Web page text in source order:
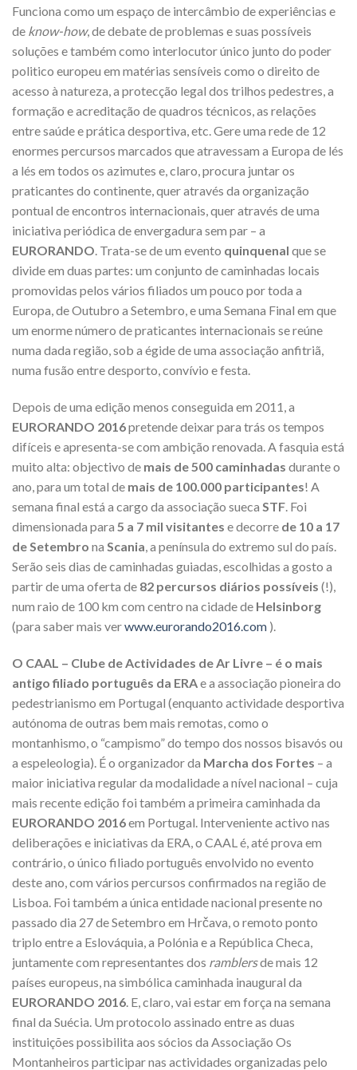
Funciona como um espaço de intercâmbio de experiências e
de know-how, de debate de problemas e suas possíveis
soluções e também como interlocutor único junto do poder
politico europeu em matérias sensíveis como o direito de
acesso à natureza, a protecção legal dos trilhos pedestres, a
formação e acreditação de quadros técnicos, as relações
entre saúde e prática desportiva, etc. Gere uma rede de 12
enormes percursos marcados que atravessam a Europa de lés
a lés em todos os azimutes e, claro, procura juntar os
praticantes do continente, quer através da organização
pontual de encontros internacionais, quer através de uma
iniciativa periódica de envergadura sem par – a
EURORANDO. Trata-se de um evento quinquenal que se
divide em duas partes: um conjunto de caminhadas locais
promovidas pelos vários filiados um pouco por toda a
Europa, de Outubro a Setembro, e uma Semana Final em que
um enorme número de praticantes internacionais se reúne
numa dada região, sob a égide de uma associação anfitriã,
numa fusão entre desporto, convívio e festa.
Depois de uma edição menos conseguida em 2011, a
EURORANDO 2016pretende deixar para trás os tempos
difíceis e apresenta-se com ambição renovada. A fasquia está
muito alta: objectivo de mais de 500 caminhadas durante o
ano, para um total de mais de 100.000 participantes! A
semana final está a cargo da associação sueca STF. Foi
dimensionada para 5 a 7 mil visitantes e decorre de 10 a 17
de Setembro na Scania, a península do extremo sul do país.
Serão seis dias de caminhadas guiadas, escolhidas a gosto a
partir de uma oferta de 82 percursos diários possíveis (!),
num raio de 100 km com centro na cidade de Helsinborg
(para saber mais verwww.eurorando2016.com ).
O CAAL – Clube de Actividades de Ar Livre – é o mais
antigo filiado português da ERAe a associação pioneira do
pedestrianismo em Portugal (enquanto actividade desportiva
autónoma de outras bem mais remotas, como o
montanhismo, o “campismo” do tempo dos nossos bisavós ou
a espeleologia). É o organizador da Marcha dos Fortes – a
maior iniciativa regular da modalidade a nível nacional – cuja
mais recente edição foi também a primeira caminhada da
EURORANDO 2016em Portugal. Interveniente activo nas
deliberações e iniciativas da ERA, o CAAL é, até prova em
contrário, o único filiado português envolvido no evento
deste ano, com vários percursos confirmados na região de
Lisboa. Foi também a única entidade nacional presente no
passado dia 27 de Setembro em Hrčava, o remoto ponto
triplo entre a Eslováquia, a Polónia e a República Checa,
juntamente com representantes dos ramblersde mais 12
países europeus, na simbólica caminhada inaugural da
EURORANDO 2016 . E, claro, vai estar em força na semana
final da Suécia. Um protocolo assinado entre as duas
instituições possibilita aos sócios da Associação Os
Montanheiros participar nas actividades organizadas pelo